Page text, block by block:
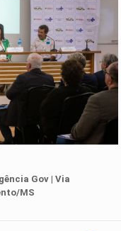
Gov | Via
MS